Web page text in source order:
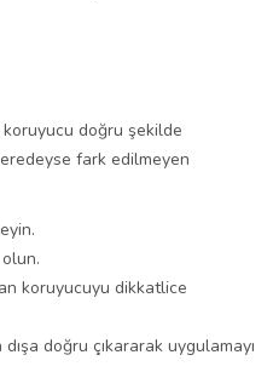
doğru şekilde
fark edilmeyen
koruyucuyu dikkatlice
doğru çıkararak uygulamayı